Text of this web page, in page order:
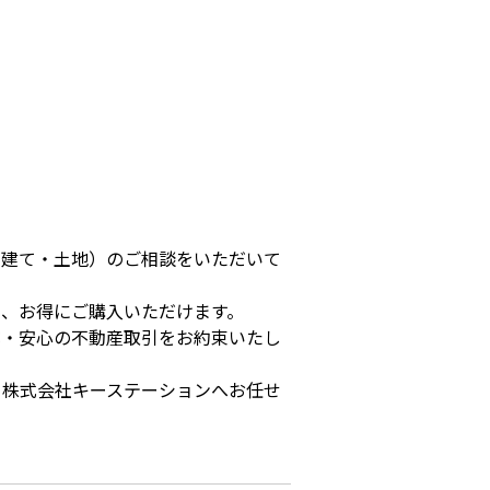
て・土地）のご相談をいただいて
得にご購入いただけます。
安心の不動産取引をお約束いたし
式会社キーステーションへお任せ